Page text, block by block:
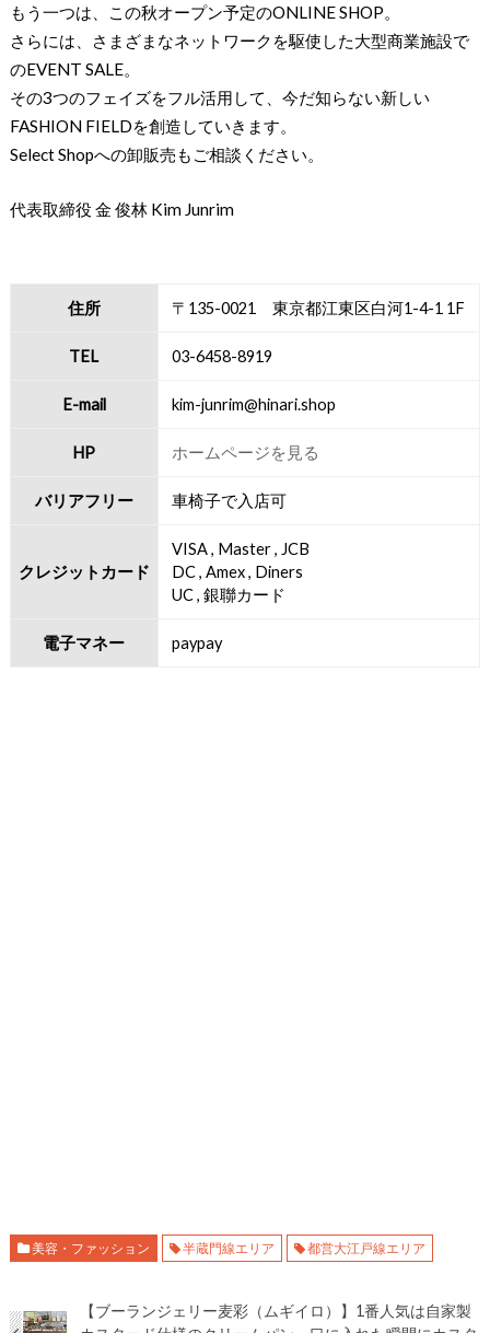
もう一つは、この秋オープン予定のONLINE SHOP。
さらには、さまざまなネットワークを駆使した大型商業施設で
のEVENT SALE。
その3つのフェイズをフル活用して、今だ知らない新しい
FASHION FIELDを創造していきます。
Select Shopへの卸販売もご相談ください。
代表取締役 金 俊林 Kim Junrim
住所 〒135-0021 東京都江東区白河1-4-1 1F
TEL 03-6458-8919
E-mail kim-junrim@hinari.shop
HP ホームページを見る
バリアフリー 車椅子で入店可
クレジットカード
VISA , Master , JCB
DC , Amex , Diners
UC , 銀聯カード
電子マネー paypay
美容・ファッション 半蔵門線エリア 都営大江戸線エリア
【ブーランジェリー麦彩（ムギイロ）】1番人気は自家製